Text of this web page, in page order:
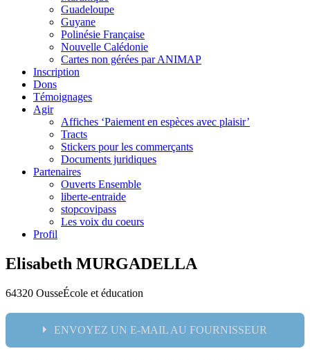
Guadeloupe
Guyane
Polinésie Française
Nouvelle Calédonie
Cartes non gérées par ANIMAP
Inscription
Dons
Témoignages
Agir
Affiches ‘Paiement en espèces avec plaisir’
Tracts
Stickers pour les commerçants
Documents juridiques
Partenaires
Ouverts Ensemble
liberte-entraide
stopcovipass
Les voix du coeurs
Profil
Elisabeth MURGADELLA
64320 OusseÉcole et éducation
ENVOYEZ UN E-MAIL AU FOURNISSEUR